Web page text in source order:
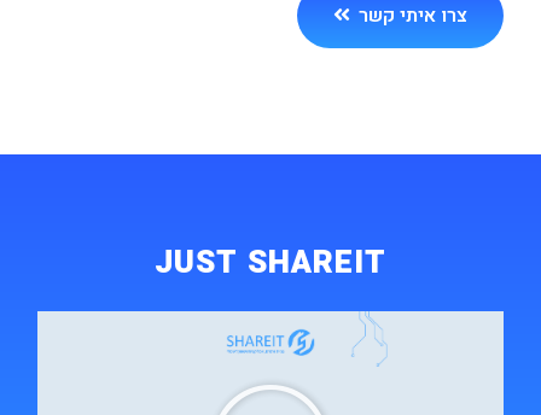
צרו איתי קשר
JUST SHAREIT